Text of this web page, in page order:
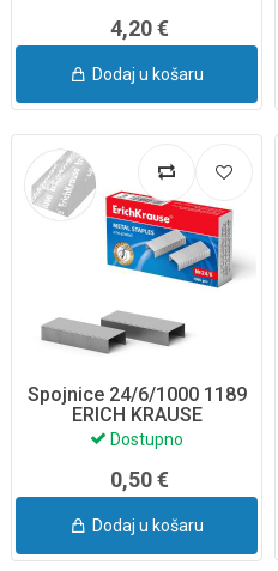
4,20 €
Dodaj u košaru
Spojnice 24/6/1000 1189
ERICH KRAUSE
Dostupno
0,50 €
Dodaj u košaru